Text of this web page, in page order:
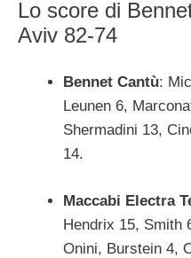
Lo score di
Aviv 82-74
Bennet Cantù:
Leunen 6,
Shermadini 13,
14.
Maccabi Electra
Hendrix 15, Smith
Onini, Burstein 4,